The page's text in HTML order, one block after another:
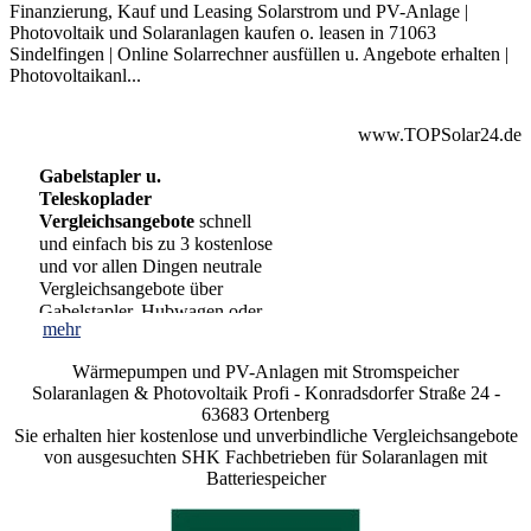
Finanzierung, Kauf und Leasing Solarstrom und PV-Anlage |
Photovoltaik und Solaranlagen kaufen o. leasen in 71063
Sindelfingen | Online Solarrechner ausfüllen u. Angebote erhalten |
Photovoltaikanl...
www.TOPSolar24.de
Gabelstapler u.
Teleskoplader
Vergleichsangebote schnell
und einfach bis zu 3 kostenlose
und vor allen Dingen neutrale
Vergleichsangebote über
Gabelstapler, Hubwagen oder
Elektrostapler zum mieten,
Manitou Kurzzeitmie...
mehr
Managed Print Services
Angebote über Kopierer,
Multifunktionsgeräte |
Vergleichsangebote zur Miete,
Kauf und Leasing | Canon
Kopierer wie ImageRunner
Wärmepumpen und PV-Anlagen mit Stromspeicher
Solaranlagen & Photovoltaik Profi - Konradsdorfer Straße 24 -
63683 Ortenberg
Sie erhalten hier kostenlose und unverbindliche Vergleichsangebote
von ausgesuchten SHK Fachbetrieben für Solaranlagen mit
Batteriespeicher